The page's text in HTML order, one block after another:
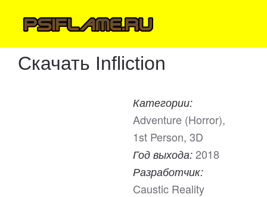
Скачать Infliction
Категории:
Adventure (Horror),
1st Person, 3D
Год выхода: 2018
Разработчик:
Caustic Reality